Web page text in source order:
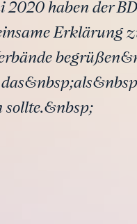
haben der
Erklärung